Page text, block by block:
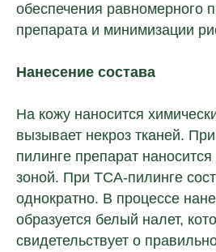
обеспечения равномерного
препарата и минимизации
Нанесение состава
На кожу наносится
вызывает некроз тканей.
пилинге препарат
зоной. При TCA-пилинге
однократно. В процессе
образуется белый налет,
свидетельствует о